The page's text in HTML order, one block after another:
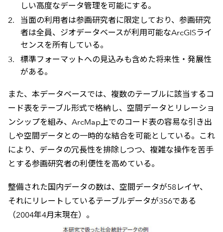
しい高度なデータ管理を可能にする。
当面の利用者は参画研究者に限定しており、参画研究
者は全員、ジオデータベースが利用可能なArcGISライ
センスを所有している。
標準フォーマットへの見込みも含めた将来性・発展性
がある。
また、本データベースでは、複数のテーブルに該当するコ
ード表をテーブル形式で格納し、空間データとリレーショ
ンシップを組み、ArcMap上でのコード表の容易な引き出
しや空間データとの一時的な結合を可能としている。これ
により、データの冗長性を排除しつつ、複雑な操作を苦手
とする参画研究者の利便性を高めている。
整備された国内データの数は、空間データが58レイヤ、
それにリレートしているテーブルデータが356である
（2004年4月末現在）。